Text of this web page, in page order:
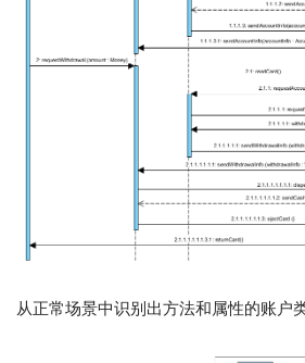
从正常场景中识别出方法和属性的账户